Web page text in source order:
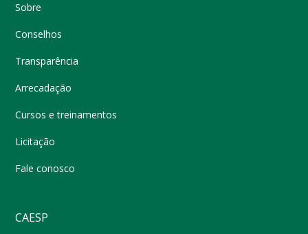
Sobre
Conselhos
Transparência
Arrecadação
Cursos e treinamentos
Licitação
Fale conosco
CAESP